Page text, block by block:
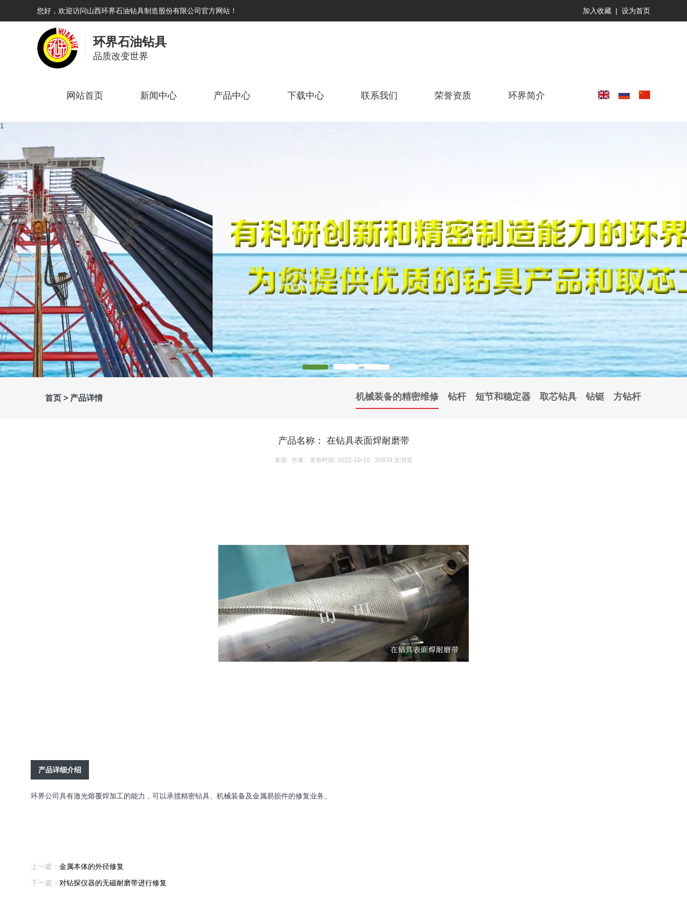
您好，欢迎访问山西环界石油钻具制造股份有限公司官方网站！ 加入收藏 | 设为首页
环界石油钻具
品质改变世界
网站首页 新闻中心 产品中心 下载中心 联系我们 荣誉资质 环界简介
12
首页 > 产品详情 方钻杆
钻铤
取芯钻具
短节和稳定器
钻杆
机械装备的精密维修
产品名称： 在钻具表面焊耐磨带
来源: 作者: 发布时间: 2022-10-10 30934 次浏览
产品详细介绍
环界公司具有激光熔覆焊加工的能力，可以承揽精密钻具、机械装备及金属易损件的修复业务。
上一篇： 金属本体的外径修复
下一篇： 对钻探仪器的无磁耐磨带进行修复